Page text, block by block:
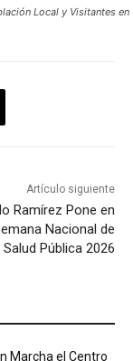
Local y Visitantes en
Artículo siguiente
Ramírez Pone en
Nacional de
Salud Pública 2026
Marcha el Centro